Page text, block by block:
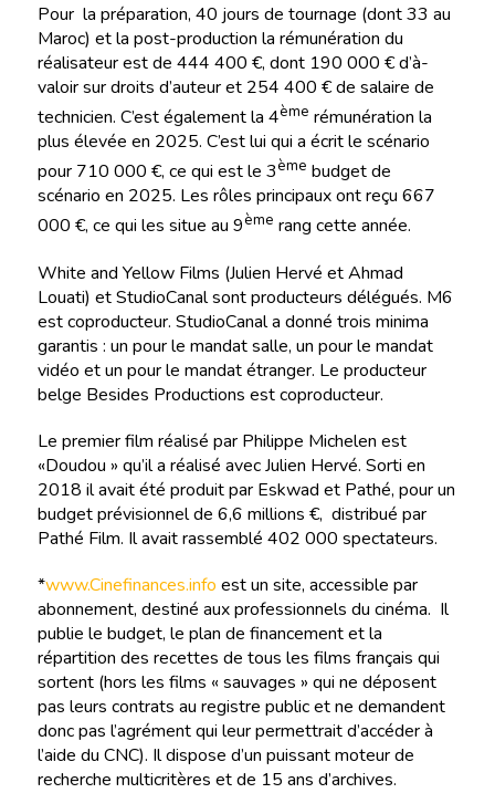
Pour la préparation, 40 jours de tournage (dont 33 au
Maroc) et la post-production la rémunération du
réalisateur est de 444 400 €, dont 190 000 € d’à-
valoir sur droits d’auteur et 254 400 € de salaire de
technicien. C’est également la 4ème rémunération la
plus élevée en 2025. C’est lui qui a écrit le scénario
pour 710 000 €, ce qui est le 3ème budget de
scénario en 2025. Les rôles principaux ont reçu 667
000 €, ce qui les situe au 9ème rang cette année.
White and Yellow Films (Julien Hervé et Ahmad
Louati) et StudioCanal sont producteurs délégués. M6
est coproducteur. StudioCanal a donné trois minima
garantis : un pour le mandat salle, un pour le mandat
vidéo et un pour le mandat étranger. Le producteur
belge Besides Productions est coproducteur.
Le premier film réalisé par Philippe Michelen est
«Doudou » qu’il a réalisé avec Julien Hervé. Sorti en
2018 il avait été produit par Eskwad et Pathé, pour un
budget prévisionnel de 6,6 millions €, distribué par
Pathé Film. Il avait rassemblé 402 000 spectateurs.
*www.Cinefinances.info est un site, accessible par
abonnement, destiné aux professionnels du cinéma. Il
publie le budget, le plan de financement et la
répartition des recettes de tous les films français qui
sortent (hors les films « sauvages » qui ne déposent
pas leurs contrats au registre public et ne demandent
donc pas l’agrément qui leur permettrait d’accéder à
l’aide du CNC). Il dispose d’un puissant moteur de
recherche multicritères et de 15 ans d’archives.